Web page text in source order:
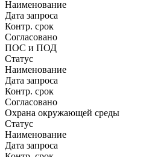
Наименование
Дата запроса
Контр. срок
Согласовано
ПОС и ПОД
Статус
Наименование
Дата запроса
Контр. срок
Согласовано
Охрана окружающей среды
Статус
Наименование
Дата запроса